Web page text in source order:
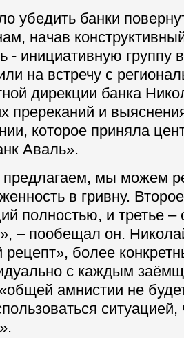
убедить банки
начав
- инициативную группу
на встречу с
дирекции банка
пререканий и
которое приняла
Аваль».
мы можем
в гривну.
полностью, и третье –
– пообещал он.
более
с каждым
амнистии не